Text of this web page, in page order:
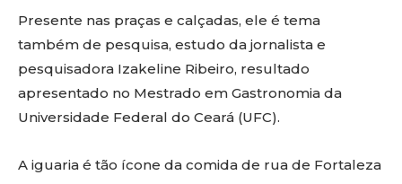
Presente nas praças e calçadas, ele é tema
também de pesquisa, estudo da jornalista e
pesquisadora Izakeline Ribeiro, resultado
apresentado no Mestrado em Gastronomia da
Universidade Federal do Ceará (UFC).
A iguaria é tão ícone da comida de rua de Fortaleza